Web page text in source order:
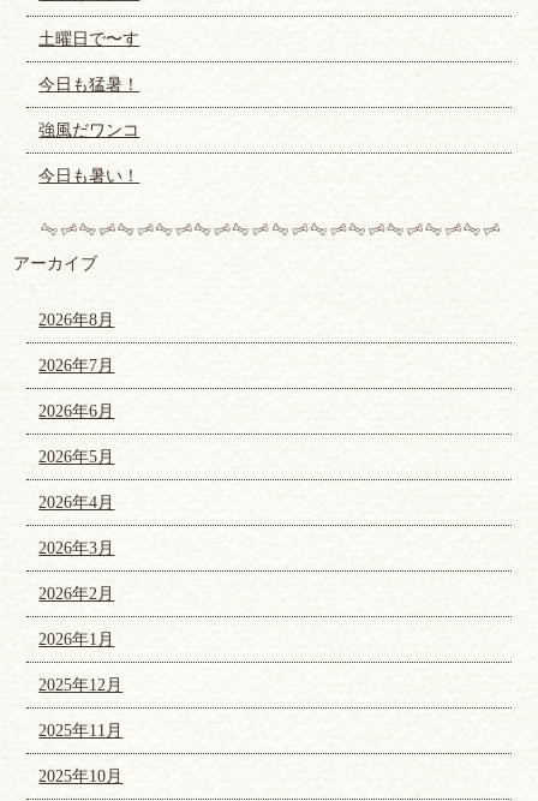
土曜日で〜す
今日も猛暑！
強風だワンコ
今日も暑い！
アーカイブ
2026年8月
2026年7月
2026年6月
2026年5月
2026年4月
2026年3月
2026年2月
2026年1月
2025年12月
2025年11月
2025年10月